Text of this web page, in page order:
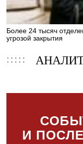
Более 24 тысяч
угрозой закрытия
И